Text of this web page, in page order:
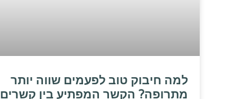
למה חיבוק טוב לפעמים שווה יותר
מתרופה? הקשר המפתיע בין קשרים